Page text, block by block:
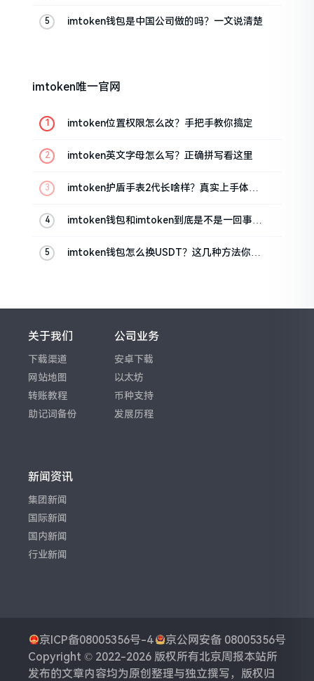
imtoken钱包是中国公司做的吗？一文说清楚
imtoken唯一官网
imtoken位置权限怎么改？手把手教你搞定
imtoken英文字母怎么写？正确拼写看这里
imtoken护盾手表2代长啥样？真实上手体验
imtoken钱包和imtoken到底是不是一回事？
imtoken钱包怎么换USDT？这几种方法你得
关于我们
下载渠道
网站地图
转账教程
助记词备份
公司业务
安卓下载
以太坊
币种支持
发展历程
新闻资讯
集团新闻
国际新闻
国内新闻
行业新闻
京ICP备08005356号-4
京公网安备 08005356号
Copyright © 2022-2026 版权所有北京周报本站所
发布的文章内容均为原创整理与独立撰写，版权归